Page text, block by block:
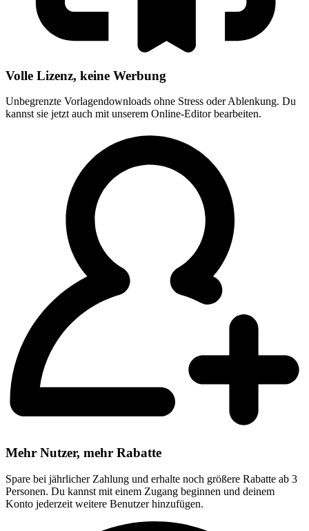
Volle Lizenz, keine Werbung
Unbegrenzte Vorlagendownloads ohne Stress oder Ablenkung. Du
kannst sie jetzt auch mit unserem Online-Editor bearbeiten.
Mehr Nutzer, mehr Rabatte
Spare bei jährlicher Zahlung und erhalte noch größere Rabatte ab 3
Personen. Du kannst mit einem Zugang beginnen und deinem
Konto jederzeit weitere Benutzer hinzufügen.